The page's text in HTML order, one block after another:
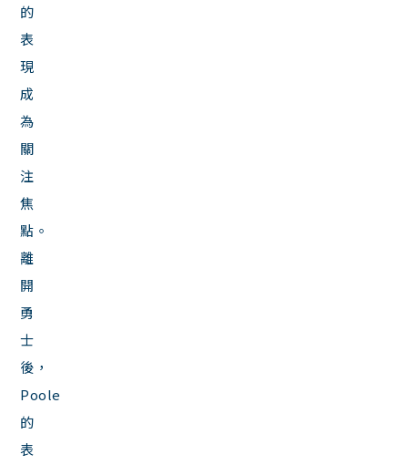
的
表
現
成
為
關
注
焦
點。
離
開
勇
士
後，
Poole
的
表